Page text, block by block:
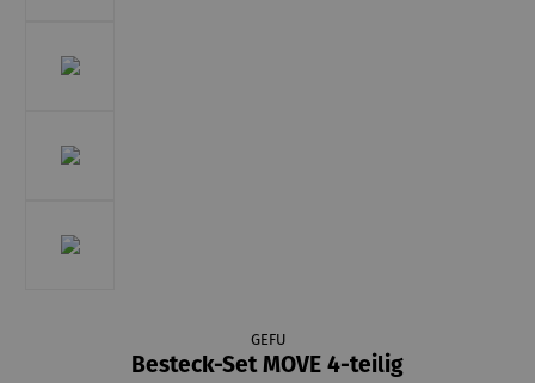
GEFU
Besteck-Set MOVE 4-teilig